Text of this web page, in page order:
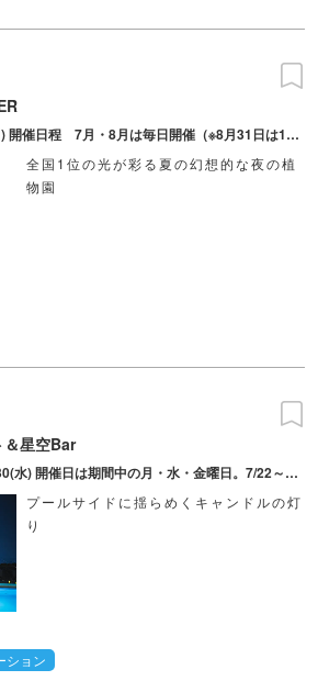
2026/07/18(土) ～ 09/27(日) 開催日程 7月・8月は毎日開催（※8月31日は18：00閉園のためお休み）、9月は金・土・日・祝日のみ開催。ライトアップ時間19：00～21：00（最終入場20：30）。18：00～19：00は準備時間のため入場不可。
全国1位の光が彩る夏の幻想的な夜の植
物園
星空Bar
2026/07/20(月・祝) ～ 09/30(水) 開催日は期間中の月・水・金曜日。7/22～8/26の水曜日のみ21：00～22：00開催
プールサイドに揺らめくキャンドルの灯
り
ション